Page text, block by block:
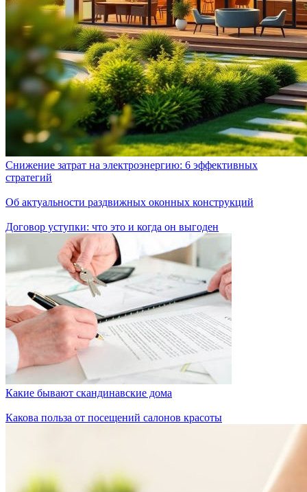
Снижение затрат на электроэнергию: 6 эффективных
стратегий
Об актуальности раздвижных оконных конструкций
Договор уступки: что это и когда он выгоден
Какие бывают скандинавские дома
Какова польза от посещений салонов красоты